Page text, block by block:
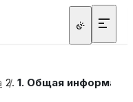
/ 1. Общая